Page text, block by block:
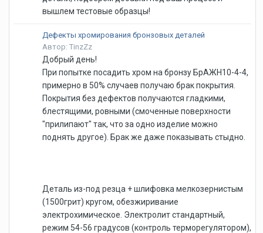
вышлем тестовые образцы!
Дефекты хромирования бронзовых деталей
Автор: TinzZz
Добрый день!
При попытке посадить хром на бронзу БрАЖН10-4-4,
примерно в 50% случаев получаю брак покрытия.
Покрытия без дефектов получаются гладкими,
блестящими, ровными (смоченные поверхности
"прилипают" так, что за одно изделие можно
поднять другое). Брак же даже показывать стыдно.
Деталь из-под резца + шлифовка мелкозернистым
(1500грит) кругом, обезжиривание
электрохимическое. Электролит стандартный,
режим 54-56 градусов (контроль терморегулятором),